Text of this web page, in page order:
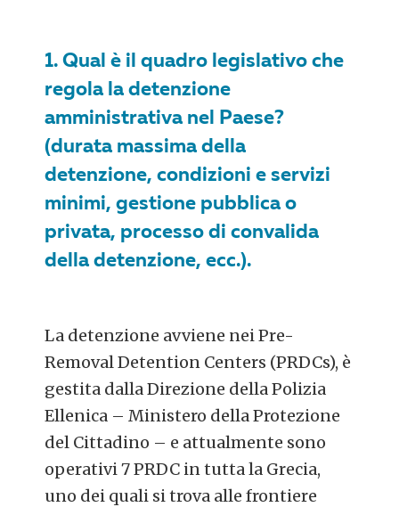
1. Qual è il quadro legislativo che
regola la detenzione
amministrativa nel Paese?
(durata massima della
detenzione, condizioni e servizi
minimi, gestione pubblica o
privata, processo di convalida
della detenzione, ecc.).
La detenzione avviene nei Pre-
Removal Detention Centers (PRDCs), è
gestita dalla Direzione della Polizia
Ellenica – Ministero della Protezione
del Cittadino – e attualmente sono
operativi 7 PRDC in tutta la Grecia,
uno dei quali si trova alle frontiere